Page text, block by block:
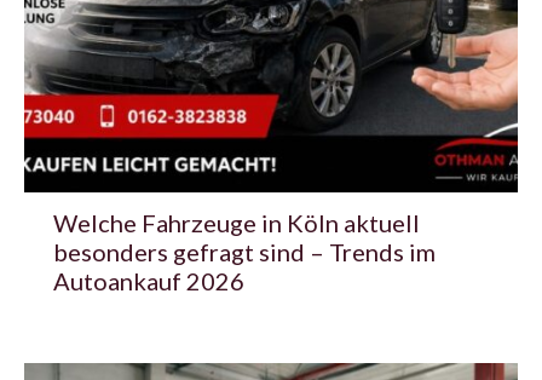
Welche Fahrzeuge in Köln aktuell
besonders gefragt sind – Trends im
Autoankauf 2026